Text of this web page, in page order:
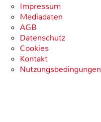
Impressum
Mediadaten
AGB
Datenschutz
Cookies
Kontakt
Nutzungsbedingungen